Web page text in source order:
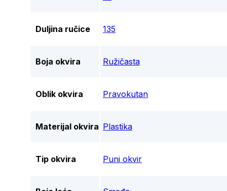
Duljina ručice 135
Boja okvira Ružičasta
Oblik okvira Pravokutan
Materijal okvira Plastika
Tip okvira Puni okvir